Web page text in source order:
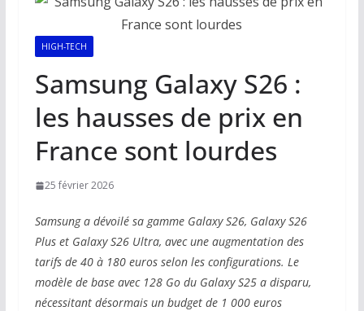
HIGH-TECH
Samsung Galaxy S26 :
les hausses de prix en
France sont lourdes
25 février 2026
Samsung a dévoilé sa gamme Galaxy S26, Galaxy S26
Plus et Galaxy S26 Ultra, avec une augmentation des
tarifs de 40 à 180 euros selon les configurations. Le
modèle de base avec 128 Go du Galaxy S25 a disparu,
nécessitant désormais un budget de 1 000 euros